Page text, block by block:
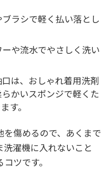
ラシで軽く払い落とし
や流水でやさしく洗い
は、おしゃれ着用洗剤
かいスポンジで軽くた
す。
を傷めるので、あくまで
濯機に入れないこと
ツです。